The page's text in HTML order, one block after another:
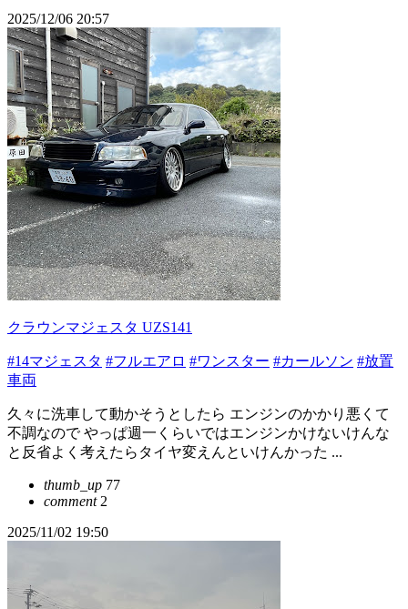
2025/12/06 20:57
クラウンマジェスタ UZS141
#14マジェスタ #フルエアロ #ワンスター #カールソン #放置
車両
久々に洗車して動かそうとしたら エンジンのかかり悪くて
不調なので やっぱ週一くらいではエンジンかけないけんな
と反省よく考えたらタイヤ変えんといけんかった ...
thumb_up 77
comment2
2025/11/02 19:50